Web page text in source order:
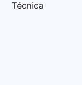
Técnica